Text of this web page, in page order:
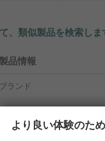
、類似製品を検索しま
製品情報
ブランド
プロダクトタイプ
内径
より良い体験のた